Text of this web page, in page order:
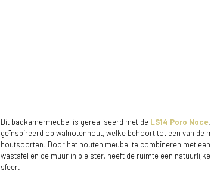
Dit badkamermeubel is gerealiseerd met de LS14 Poro Noce
geïnspireerd op walnotenhout, welke behoort tot een van de
houtsoorten. Door het houten meubel te combineren met
wastafel en de muur in pleister, heeft de ruimte een
sfeer.